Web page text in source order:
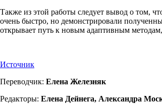
Также из этой работы следует вывод о том,
очень быстро, но демонстрировали
открывает путь к новым адаптивным
Источник
Переводчик: Елена Железняк
Редакторы: Елена Дейнега, Александра